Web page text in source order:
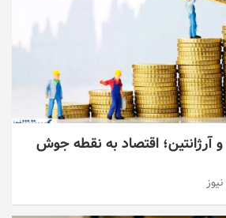
و آرژانتین؛ اقتصاد به نقطه جوش